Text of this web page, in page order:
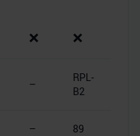
❌ ❌
–
RPL-
B2
– 89